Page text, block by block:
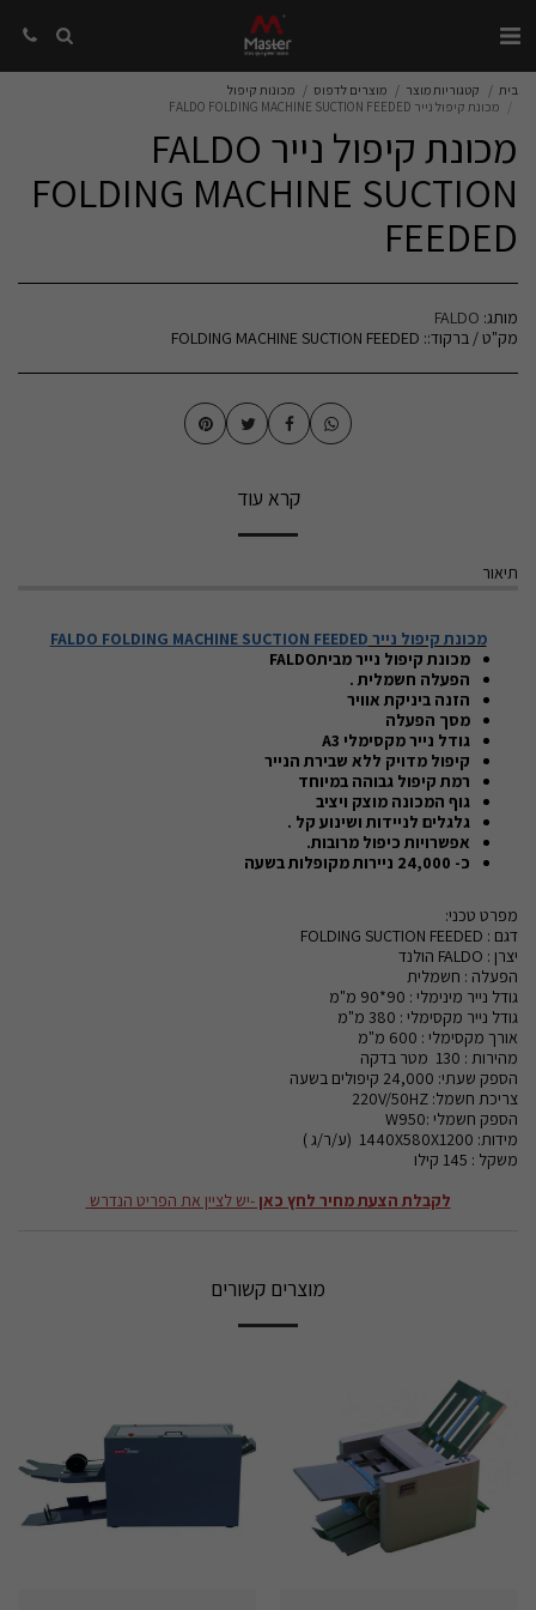
בית קטגוריות מוצר מוצרים לדפוס
מכונות קיפול
מכונת קיפול נייר FALDO FOLDING MACHINE SUCTION FEEDED
מכונת קיפול נייר FALDO
FOLDING MACHINE SUCTION
FEEDED
מותג: FALDO
מק"ט / ברקוד:: FOLDING MACHINE SUCTION FEEDED
קרא עוד
תיאור
מכונת קיפול נייר FALDO FOLDING MACHINE SUCTION FEEDED
מכונת קיפול נייר מביתFALDO
הפעלה חשמלית .
הזנה ביניקת אוויר
מסך הפעלה
גודל נייר מקסימלי A3
קיפול מדויק ללא שבירת הנייר
רמת קיפול גבוהה במיוחד
גוף המכונה מוצק ויציב
גלגלים לניידות ושינוע קל .
אפשרויות כיפול מרובות.
כ- 24,000 ניירות מקופלות בשעה
מפרט טכני:
דגם : FOLDING SUCTION FEEDED
יצרן : FALDO הולנד
הפעלה : חשמלית
גודל נייר מינימלי : 90*90 מ"מ
גודל נייר מקסימלי : 380 מ"מ
אורך מקסימלי : 600 מ"מ
מהירות : 130 מטר בדקה
הספק שעתי: 24,000 קיפולים בשעה
צריכת חשמל: 220V/50HZ
הספק חשמלי :W950
מידות: 1440X580X1200 (ע/ר/ג )
משקל : 145 קילו
לקבלת הצעת מחיר לחץ כאן-יש לציין את הפריט הנדרש
מוצרים קשורים